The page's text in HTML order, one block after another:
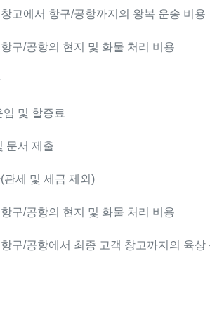
고에서 항구/공항까지의 왕복 운송 비용
구/공항의 현지 및 화물 처리 비용
및 할증료
문서 제출
세 및 세금 제외)
구/공항의 현지 및 화물 처리 비용
구/공항에서 최종 고객 창고까지의 육상